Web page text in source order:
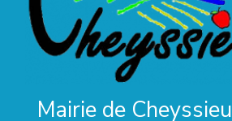
Mairie de Cheyssieu